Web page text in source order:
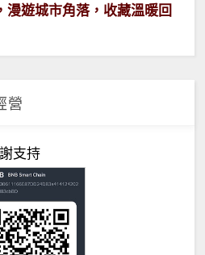
漫遊城市角落，收藏溫暖回
營
支持